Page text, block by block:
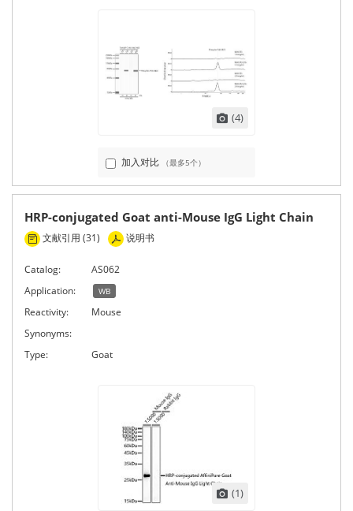
(4)
加入对比 （最多5个）
HRP-conjugated Goat anti-Mouse IgG Light Chain
文献引用 (31) 说明书
Catalog:
AS062
Application:
WB
Reactivity:
Mouse
Synonyms:
Type:
Goat
(1)